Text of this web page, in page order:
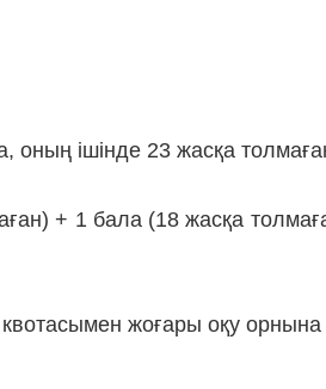
оның ішінде 23 жасқа
+ 1 бала (18 жасқа
жоғары оқу орнына